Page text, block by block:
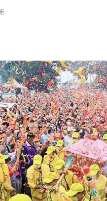
闖NCAA
持續領跑
訊 21:05
磅啟用 21:02
南新住民 21:01
」策略 20:54
恐有延誤 20:54
引怒火 20:50